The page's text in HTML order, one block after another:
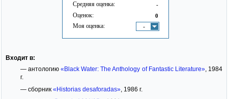
Средняя оценка: -
Оценок: 0
Моя оценка: -
Входит в:
— антологию«Black Water: The Anthology of Fantastic Literature», 1984
г.
— сборник «Historias desaforadas», 1986 г.